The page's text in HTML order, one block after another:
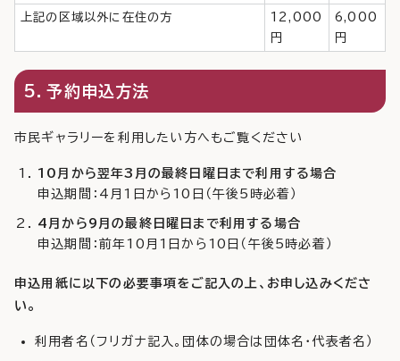
上記の区域以外に在住の方
12,000
円
6,000
円
5．予約申込方法
市民ギャラリーを利用したい方へもご覧ください
10月から翌年3月の最終日曜日まで利用する場合
申込期間：4月1日から10日（午後5時必着）
4月から9月の最終日曜日まで利用する場合
申込期間：前年10月1日から10日（午後5時必着）
申込用紙に以下の必要事項をご記入の上、お申し込みくださ
い。
利用者名（フリガナ記入。団体の場合は団体名・代表者名）